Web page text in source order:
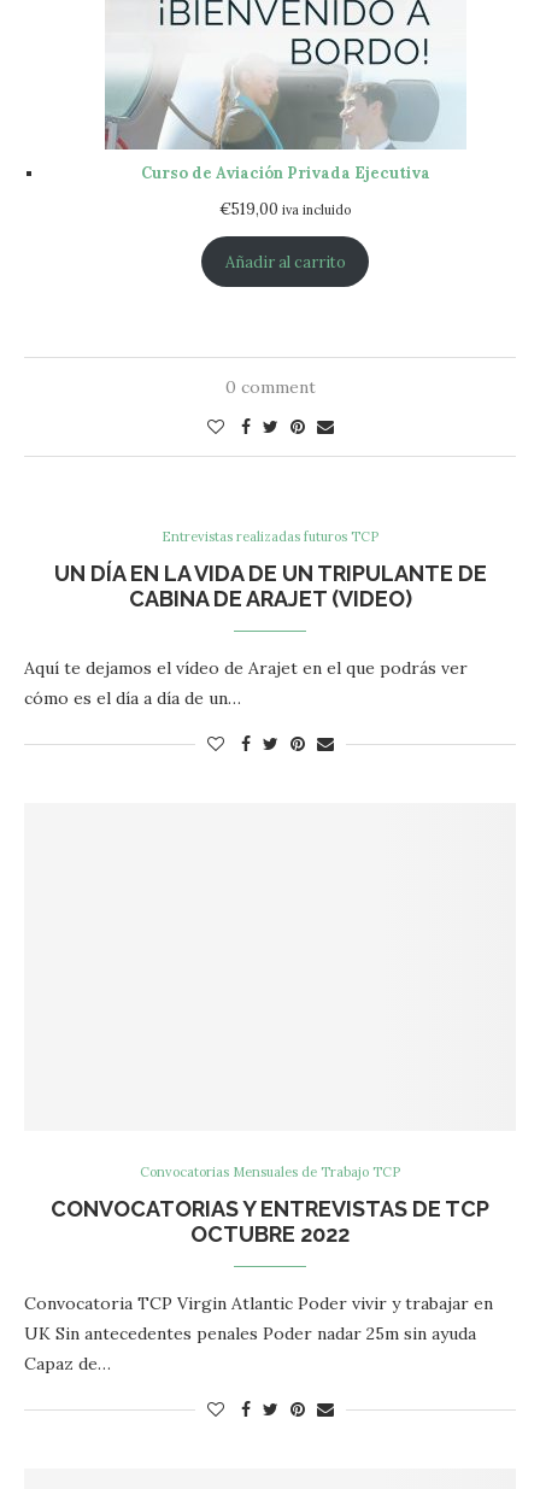
Curso de Aviación Privada Ejecutiva
€519,00 iva incluido
Añadir al carrito
0 comment
Entrevistas realizadas futuros TCP
UN DÍA EN LA VIDA DE UN TRIPULANTE DE
CABINA DE ARAJET (VIDEO)
Aquí te dejamos el vídeo de Arajet en el que podrás ver
cómo es el día a día de un…
Convocatorias Mensuales de Trabajo TCP
CONVOCATORIAS Y ENTREVISTAS DE TCP
OCTUBRE 2022
Convocatoria TCP Virgin Atlantic Poder vivir y trabajar en
UK Sin antecedentes penales Poder nadar 25m sin ayuda
Capaz de…